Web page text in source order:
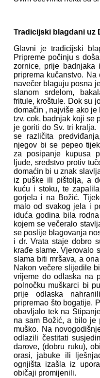
Tradicijski blagdani uz
Glavni je tradicijski
Pripreme počinju s
zornice, prije
priprema kučanstvo.
navečer blaguju posna
slanom srdelom,
fritule, kroštule. Dok su
domačin , najviše ako
tzv. cok, badnjak koji se
je goriti do Sv. tri
se različita
njegov bi se pepeo
za posipanje kupusa
ljude, sredstvo protiv
domaćin bi u znak
iz puške ili pištolja, a
kuću i stoku, te
gorjela i na Božić.
malo od svakog jela i
iduća godina bila
kojem se večeralo
se poslije blagovanja
i dr. Vrata staje dobro
krađe slame. Vjerovalo
slama biti mršava, a
Nakon večere slijedile
vrijeme do odlaska na
polnočku muškarci bi
prije odlaska
pripremao što bogatije.
obavljalo tek na
na sam Božić, a bilo je
muško. Na
odlazili čestitati
darove, (dobru ruku),
orasi, jabuke ili
ognjišta izašla iz
običaji promijenili.